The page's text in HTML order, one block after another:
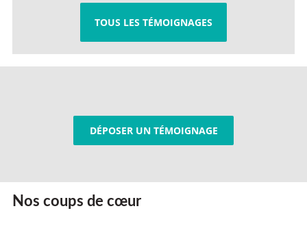
TOUS LES TÉMOIGNAGES
DÉPOSER UN TÉMOIGNAGE
Nos coups de cœur